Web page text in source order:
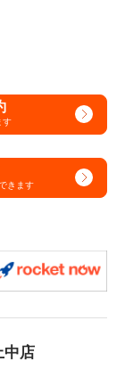
す
きます
中店